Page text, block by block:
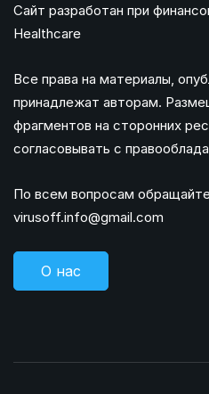
Сайт разработан при
Healthcare
Все права на материалы,
принадлежат авторам.
фрагментов на сторонних
согласовывать с
По всем вопросам
virusoff.info@gmail.com
О нас